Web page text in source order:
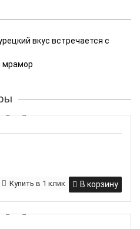
вкус встречается с
мрамор
В корзину
Купить в 1 клик